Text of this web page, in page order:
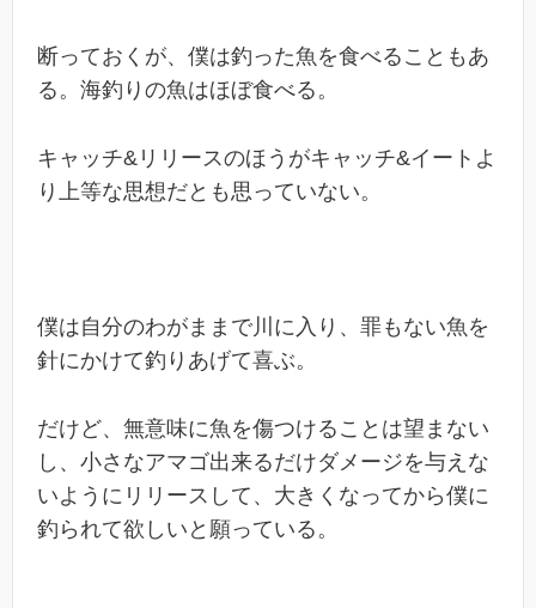
断っておくが、僕は釣った魚を食べることもあ
る。海釣りの魚はほぼ食べる。
キャッチ&リリースのほうがキャッチ&イートよ
り上等な思想だとも思っていない。
僕は自分のわがままで川に入り、罪もない魚を
針にかけて釣りあげて喜ぶ。
だけど、無意味に魚を傷つけることは望まない
し、小さなアマゴ出来るだけダメージを与えな
いようにリリースして、大きくなってから僕に
釣られて欲しいと願っている。